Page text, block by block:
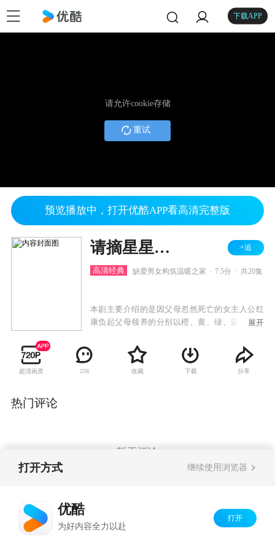
下载APP
请允许cookie存储
重试
预览播放中，打开优酷APP看高清完整版
请摘星星给我 +追
高清经典 缺爱男女构筑温暖之家 7.5分 共20集
本剧主要介绍的是因父母忽然死亡的女主人公红
康负起父母领养的分别以橙、黄、绿、蓝的彩虹
何人的冷酷律师元江河之间的爱情故事。
展开
超清画质 256 收藏 下载 分享
热门评论
暂无评论
打开方式 继续使用浏览器
优酷
为好内容全力以赴
打开